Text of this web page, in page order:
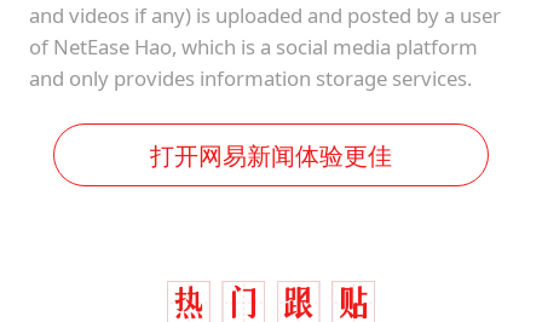
and videos if any) is uploaded and posted by a user
of NetEase Hao, which is a social media platform
and only provides information storage services.
打开网易新闻体验更佳